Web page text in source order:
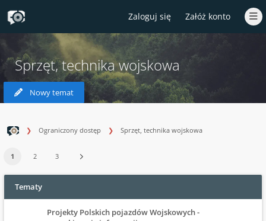
Zaloguj się Załóż konto
Sprzęt, technika wojskowa
Nowy temat
Ograniczony dostęp Sprzęt, technika wojskowa
1 2 3
Tematy
Projekty Polskich pojazdów Wojskowych -